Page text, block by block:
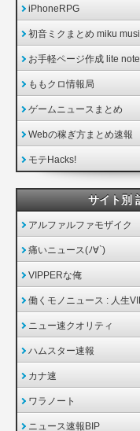
iPhoneRPG
初音ミクまとめ miku
お手軽ページ作成 lite note
ももクロ情報局
ゲームニュースまとめ
Webの稼ぎ方まとめ速報
モテHacks!
サイト別
アルファルファモザイク
痛いニュース(ﾉ∀`)
VIPPERな俺
働くモノニュース : 人生
ニュー速クオリティ
ハムスター速報
カナ速
ワラノート
ニュース速報BIP